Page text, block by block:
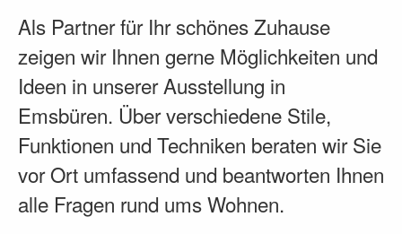
Als Partner für Ihr schönes Zuhause
zeigen wir Ihnen gerne Möglichkeiten und
Ideen in unserer Ausstellung in
Emsbüren. Über verschiedene Stile,
Funktionen und Techniken beraten wir Sie
vor Ort umfassend und beantworten Ihnen
alle Fragen rund ums Wohnen.